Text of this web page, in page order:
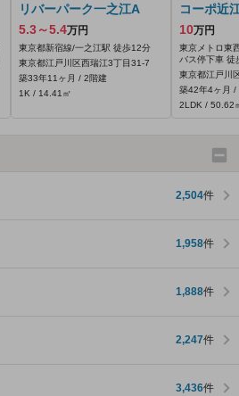
リバーパーク一之江A
5.3～5.4万円
東京都新宿線/一之江駅 徒歩12分
東京都江戸川区西瑞江3丁目31‐7
築33年11ヶ月 / 2階建
1K / 14.41㎡
コーポ近
10万円
東京メトロ東
バス停下車 徒
東京都江戸川
築42年4ヶ月 /
2LDK / 50.62
2,504件
1,958件
1,888件
2,247件
3,436件